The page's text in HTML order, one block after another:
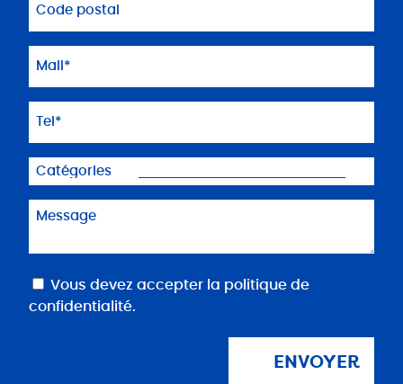
Catégories
Message
RGPD
(Nécessaire)
Vous devez accepter la politique de
confidentialité.